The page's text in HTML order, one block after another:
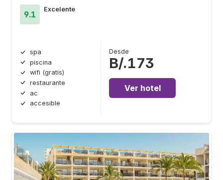
9.1
Excelente
spa
piscina
wifi (gratis)
restaurante
ac
accesible
Desde
B/.173
Ver hotel